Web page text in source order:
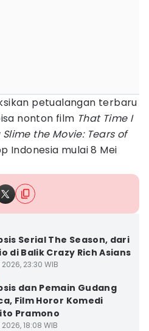
petualangan terbaru
nonton film That Time I
the Movie: Tears of
Indonesia mulai 8 Mei
Serial The Season, dari
di Balik Crazy Rich Asians
23:30 WIB
dan Pemain Gudang
Film Horor Komedi
Pramono
18:08 WIB